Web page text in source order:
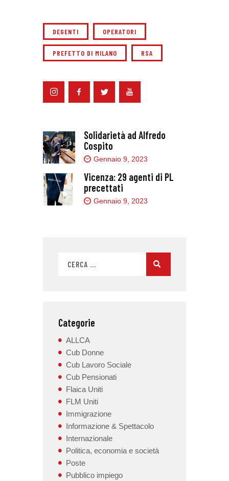
DEGENTI OPERATORI
PREFETTO DI MILANO RSA
Solidarietà ad Alfredo
Cospito
Gennaio 9, 2023
Vicenza: 29 agenti di PL
precettati
Gennaio 9, 2023
Categorie
ALLCA
Cub Donne
Cub Lavoro Sociale
Cub Pensionati
Flaica Uniti
FLM Uniti
Immigrazione
Informazione & Spettacolo
Internazionale
Politica, economia e società
Poste
Pubblico impiego